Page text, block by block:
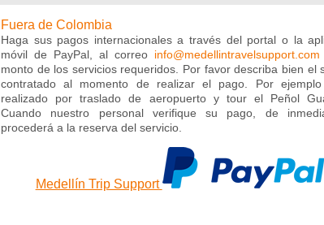
Fuera de Colombia
Haga sus pagos internacionales a través del portal o la
móvil de PayPal, al correo info@medellintravelsupport.com
monto de los servicios requeridos. Por favor describa bien el
contratado al momento de realizar el pago. Por
realizado por traslado de aeropuerto y tour el Peñol
Cuando nuestro personal verifique su pago, de
procederá a la reserva del servicio.
Medellín Trip Support